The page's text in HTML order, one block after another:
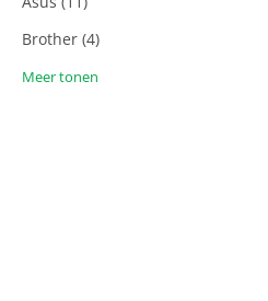
Brother (4)
Meer tonen